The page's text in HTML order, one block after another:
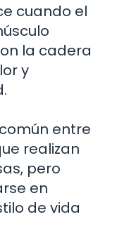
cuando el
la cadera
y
entre
realizan
pero
en
de vida